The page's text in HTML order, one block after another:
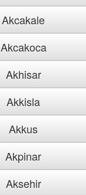
Akcakale
Akcakoca
Akhisar
Akkisla
Akkus
Akpinar
Aksehir